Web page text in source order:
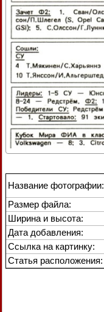
Название фотографии:
Размер файла:
Ширина и высота:
Дата добавления:
Ссылка на картинку:
Статья расположения: